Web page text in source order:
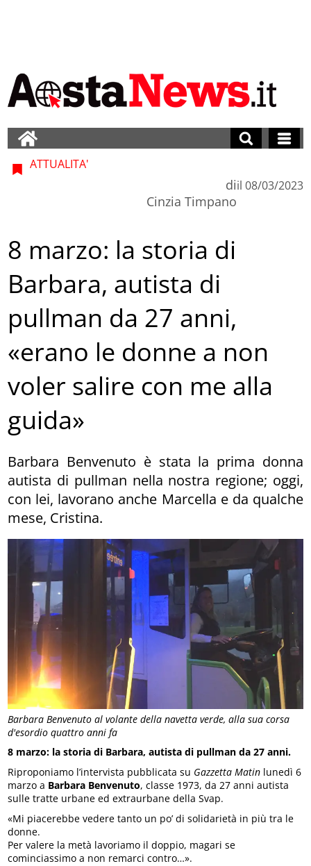
Barbara Benvenuto al volante della navetta verde, alla sua corsa
d'esordio quattro anni fa
ATTUALITA'
di
Cinzia Timpano
il 08/03/2023
8 marzo: la storia di
Barbara, autista di
pullman da 27 anni,
«erano le donne a non
voler salire con me alla
guida»
Barbara Benvenuto è stata la prima donna
autista di pullman nella nostra regione; oggi,
con lei, lavorano anche Marcella e da qualche
mese, Cristina.
8 marzo: la storia di Barbara, autista di pullman da 27 anni.
Riproponiamo l’intervista pubblicata su Gazzetta Matin lunedì 6
marzo a Barbara Benvenuto, classe 1973, da 27 anni autista
sulle tratte urbane ed extraurbane della Svap.
«Mi piacerebbe vedere tanto un po’ di solidarietà in più tra le
donne.
Per valere la metà lavoriamo il doppio, magari se
cominciassimo a non remarci contro…».